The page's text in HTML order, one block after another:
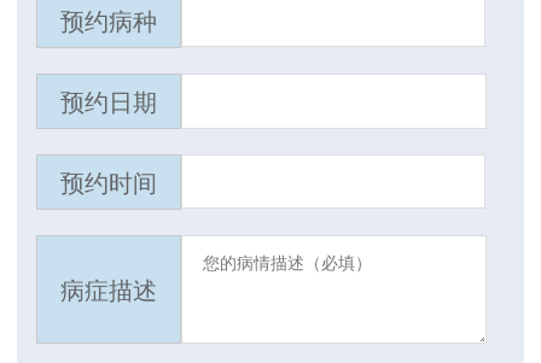
预约病种
预约日期
预约时间
病症描述